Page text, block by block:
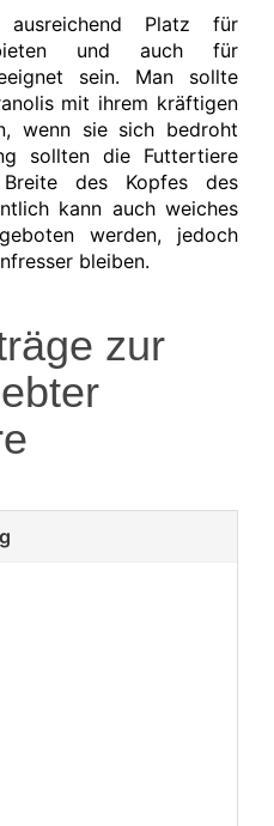
Platz für
bieten und auch für
sein. Man sollte
mit ihrem kräftigen
wenn sie sich bedroht
sollten die Futtertiere
des Kopfes des
kann auch weiches
werden, jedoch
bleiben.
zur